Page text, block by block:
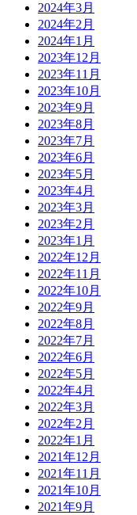
2024年3月
2024年2月
2024年1月
2023年12月
2023年11月
2023年10月
2023年9月
2023年8月
2023年7月
2023年6月
2023年5月
2023年4月
2023年3月
2023年2月
2023年1月
2022年12月
2022年11月
2022年10月
2022年9月
2022年8月
2022年7月
2022年6月
2022年5月
2022年4月
2022年3月
2022年2月
2022年1月
2021年12月
2021年11月
2021年10月
2021年9月